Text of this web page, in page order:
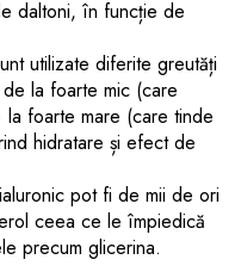
daltoni, în funcție de
utilizate diferite greutăți
la foarte mic (care
foarte mare (care tinde
hidratare și efect de
pot fi de mii de ori
ceea ce le împiedică
precum glicerina.